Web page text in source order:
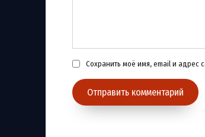
Сохранить моё имя, email и адрес